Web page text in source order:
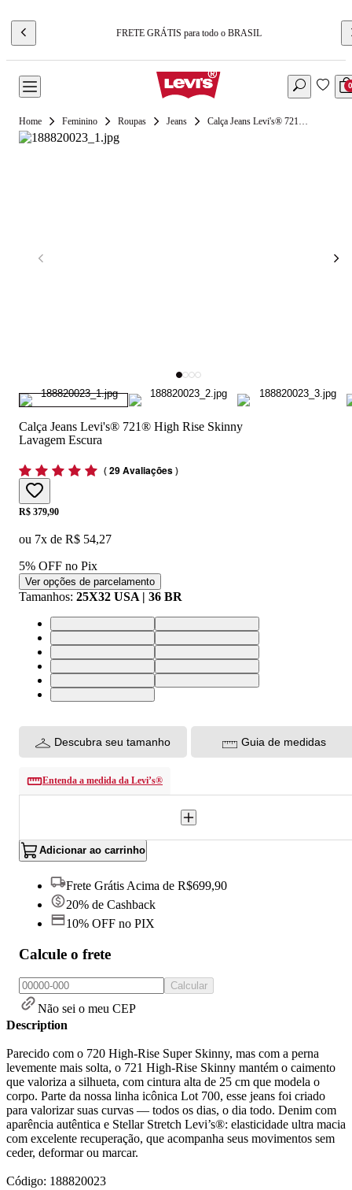
FRETE GRÁTIS para todo o BRASIL
0
Feminino Roupas Jeans Calça Jeans Levi's® 721® High Rise Skinny Lavagem Escura
Calça Jeans Levi's® 721® High Rise Skinny
Lavagem Escura
(29 Avaliações)
Price:
R$ 379,90
ou 7x de R$ 54,27
5% OFF no Pix
Ver opções de parcelamento
Tamanhos: 25X32 USA | 36 BR
25X32 USA | 36 BR26X32 USA | 37 BR
30X32 USA | 41 BR32X32 USA | 43 BR
27X32 USA | 38 BR29X32 USA | 40 BR
31X32 USA | 42 BR33X32 USA | 44 BR
34X32 USA | 46 BR28X32 USA | 39 BR
24X32 USA | 36 BR
Descubra seu tamanho Guia de medidas
Entenda a medida da Levi’s®
Adicionar ao carrinho
Frete Grátis Acima de R$699,90
20% de Cashback
10% OFF no PIX
Calcule o frete
Calcular
Não sei o meu CEP
Description
Parecido com o 720 High-Rise Super Skinny, mas com a perna
levemente mais solta, o 721 High-Rise Skinny mantém o caimento
que valoriza a silhueta, com cintura alta de 25 cm que modela o
corpo. Parte da nossa linha icônica Lot 700, esse jeans foi criado
para valorizar suas curvas — todos os dias, o dia todo. Denim com
aparência autêntica e Stellar Stretch Levi’s®: elasticidade ultra macia
com excelente recuperação, que acompanha seus movimentos sem
ceder, deformar ou marcar.
Código: 188820023